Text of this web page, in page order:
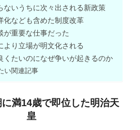
ないうちに次々出される新政策
化なども含めた制度改革
が重要な仕事だった
より立場が明文化される
くたいのになぜ争いが起きるのか
い関連記事
満14歳で即位した明治天
皇